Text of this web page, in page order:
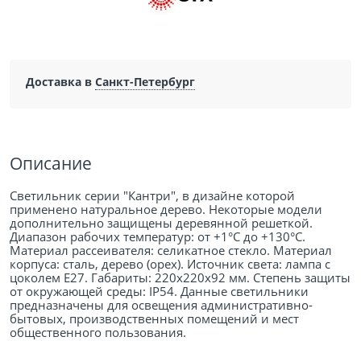
Доставка в Санкт-Петербург
Описание
Светильник серии "Кантри", в дизайне которой
применено натуральное дерево. Некоторые модели
дополнительно защищены деревянной решеткой.
Диапазон рабочих температур: от +1°С до +130°С.
Материал рассеивателя: селикатное стекло. Материал
корпуса: сталь, дерево (орех). Источник света: лампа с
цоколем Е27. Габариты: 220х220х92 мм. Степень защиты
от окружающей среды: IP54. Данные светильники
предназначены для освещения административно-
бытовых, производственных помещений и мест
общественного пользования.